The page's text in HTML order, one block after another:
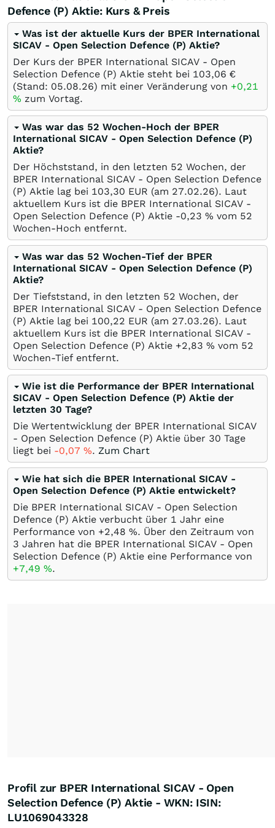
Defence (P) Aktie: Kurs & Preis
Was ist der aktuelle Kurs der BPER International
SICAV - Open Selection Defence (P) Aktie?
Der Kurs der BPER International SICAV - Open
Selection Defence (P) Aktie steht bei 103,06 €
(Stand: 05.08.26) mit einer Veränderung von +0,21
% zum Vortag.
Was war das 52 Wochen-Hoch der BPER
International SICAV - Open Selection Defence (P)
Aktie?
Der Höchststand, in den letzten 52 Wochen, der
BPER International SICAV - Open Selection Defence
(P) Aktie lag bei 103,30 EUR (am 27.02.26). Laut
aktuellem Kurs ist die BPER International SICAV -
Open Selection Defence (P) Aktie -0,23 % vom 52
Wochen-Hoch entfernt.
Was war das 52 Wochen-Tief der BPER
International SICAV - Open Selection Defence (P)
Aktie?
Der Tiefststand, in den letzten 52 Wochen, der
BPER International SICAV - Open Selection Defence
(P) Aktie lag bei 100,22 EUR (am 27.03.26). Laut
aktuellem Kurs ist die BPER International SICAV -
Open Selection Defence (P) Aktie +2,83 % vom 52
Wochen-Tief entfernt.
Wie ist die Performance der BPER International
SICAV - Open Selection Defence (P) Aktie der
letzten 30 Tage?
Die Wertentwicklung der BPER International SICAV
- Open Selection Defence (P) Aktie über 30 Tage
liegt bei -0,07 %. Zum Chart
Wie hat sich die BPER International SICAV -
Open Selection Defence (P) Aktie entwickelt?
Die BPER International SICAV - Open Selection
Defence (P) Aktie verbucht über 1 Jahr eine
Performance von +2,48 %. Über den Zeitraum von
3 Jahren hat die BPER International SICAV - Open
Selection Defence (P) Aktie eine Performance von
+7,49 %.
Profil zur BPER International SICAV - Open
Selection Defence (P) Aktie - WKN: ISIN:
LU1069043328